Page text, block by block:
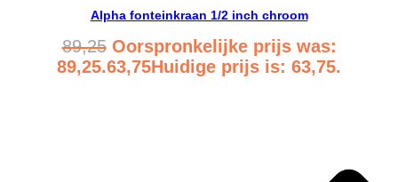
Alpha fonteinkraan 1/2 inch chroom
89,25 Oorspronkelijke prijs was:
89,25.63,75Huidige prijs is: 63,75.